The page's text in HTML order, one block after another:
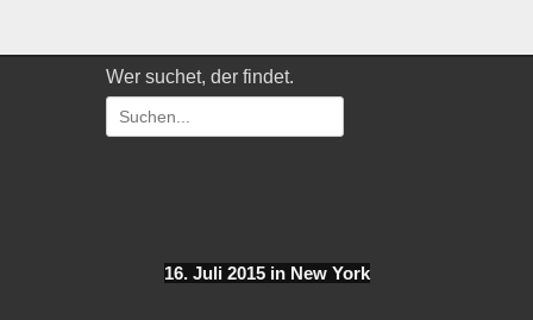
Wer suchet, der findet.
Suchen
nach:
16. Juli 2015 in New York